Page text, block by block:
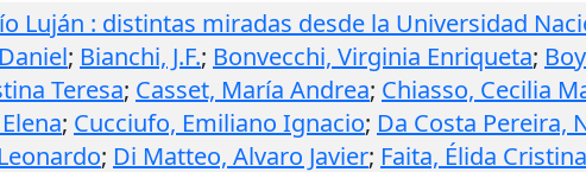
Luján : distintas miradas desde la Universidad
; Bianchi, J.F.; Bonvecchi, Virginia Enriqueta;
Teresa; Casset, María Andrea; Chiasso, Cecilia
; Cucciufo, Emiliano Ignacio; Da Costa Pereira,
; Di Matteo, Alvaro Javier; Faita, Élida Cristina